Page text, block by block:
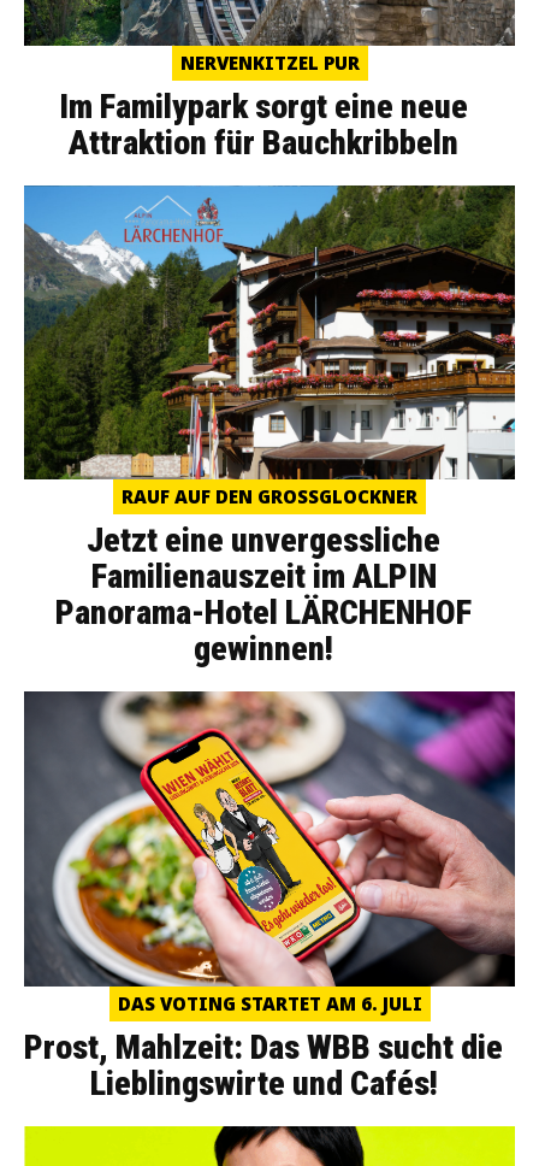
NERVENKITZEL PUR
Im Familypark sorgt eine neue
Attraktion für Bauchkribbeln
RAUF AUF DEN GROSSGLOCKNER
Jetzt eine unvergessliche
Familienauszeit im ALPIN
Panorama-Hotel LÄRCHENHOF
gewinnen!
DAS VOTING STARTET AM 6. JULI
Prost, Mahlzeit: Das WBB sucht die
Lieblingswirte und Cafés!